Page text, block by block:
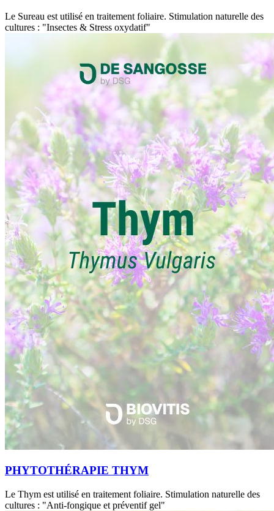
Le Sureau est utilisé en traitement foliaire. Stimulation naturelle des
cultures : "Insectes & Stress oxydatif"
PHYTOTHÉRAPIE THYM
Le Thym est utilisé en traitement foliaire. Stimulation naturelle des
cultures : "Anti-fongique et préventif gel"